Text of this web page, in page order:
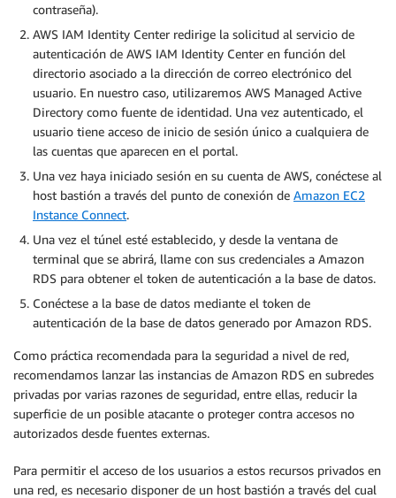
contraseña).
AWS IAM Identity Center redirige la solicitud al servicio de
autenticación de AWS IAM Identity Center en función del
directorio asociado a la dirección de correo electrónico del
usuario. En nuestro caso, utilizaremos AWS Managed Active
Directory como fuente de identidad. Una vez autenticado, el
usuario tiene acceso de inicio de sesión único a cualquiera de
las cuentas que aparecen en el portal.
Una vez haya iniciado sesión en su cuenta de AWS, conéctese al
host bastión a través del punto de conexión de Amazon EC2
Instance Connect.
Una vez el túnel esté establecido, y desde la ventana de
terminal que se abrirá, llame con sus credenciales a Amazon
RDS para obtener el token de autenticación a la base de datos.
Conéctese a la base de datos mediante el token de
autenticación de la base de datos generado por Amazon RDS.
Como práctica recomendada para la seguridad a nivel de red,
recomendamos lanzar las instancias de Amazon RDS en subredes
privadas por varias razones de seguridad, entre ellas, reducir la
superficie de un posible atacante o proteger contra accesos no
autorizados desde fuentes externas.
Para permitir el acceso de los usuarios a estos recursos privados en
una red, es necesario disponer de un host bastión a través del cual